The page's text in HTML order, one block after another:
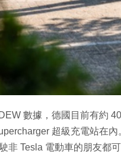
數據，德國目前有約
超級充電站在
非 Tesla 電動車的朋友都可